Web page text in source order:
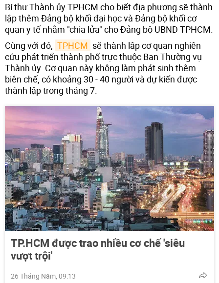
Bí thư Thành ủy TPHCM cho biết địa phương sẽ thành
lập thêm Đảng bộ khối đại học và Đảng bộ khối cơ
quan y tế nhằm "chia lửa" cho Đảng bộ UBND TPHCM.
Cùng với đó, TPHCM sẽ thành lập cơ quan nghiên
cứu phát triển thành phố trực thuộc Ban Thường vụ
Thành ủy. Cơ quan này không làm phát sinh thêm
biên chế, có khoảng 30 - 40 người và dự kiến được
thành lập trong tháng 7.
TP.HCM được trao nhiều cơ chế 'siêu
vượt trội'
26 Tháng Năm, 09:13